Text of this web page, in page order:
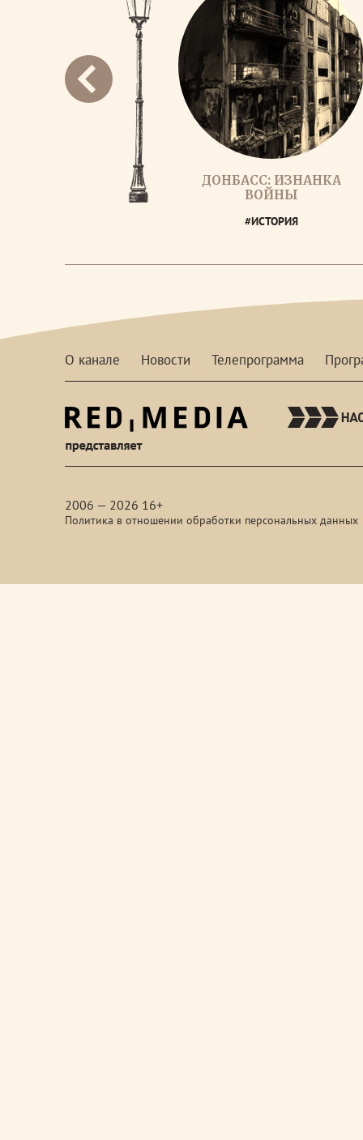
ДОНБАСС: ИЗНАНКА
ВОЙНЫ
#ИСТОРИЯ
О канале Новости Телепрограмма
2006 — 2026 16+
Политика в отношении обработки персональных данных